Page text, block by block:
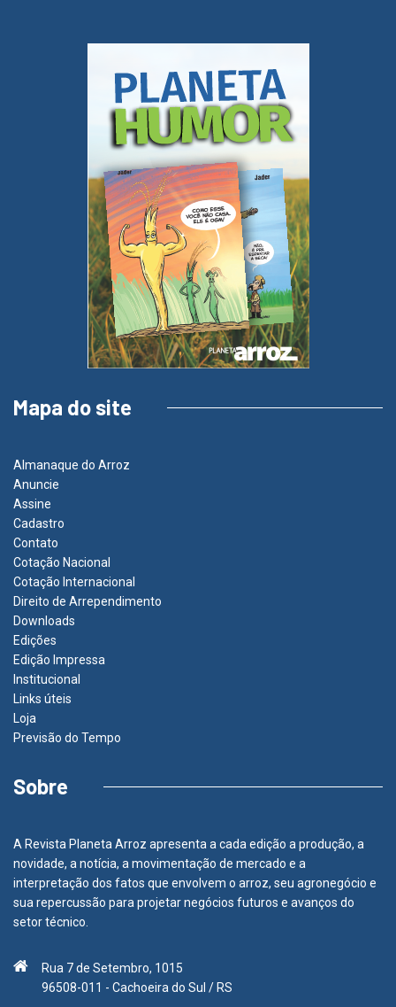
Mapa do site
Almanaque do Arroz
Anuncie
Assine
Cadastro
Contato
Cotação Nacional
Cotação Internacional
Direito de Arrependimento
Downloads
Edições
Edição Impressa
Institucional
Links úteis
Loja
Previsão do Tempo
Sobre
A Revista Planeta Arroz apresenta a cada edição a produção, a
novidade, a notícia, a movimentação de mercado e a
interpretação dos fatos que envolvem o arroz, seu agronegócio e
sua repercussão para projetar negócios futuros e avanços do
setor técnico.
Rua 7 de Setembro, 1015
96508-011 - Cachoeira do Sul / RS